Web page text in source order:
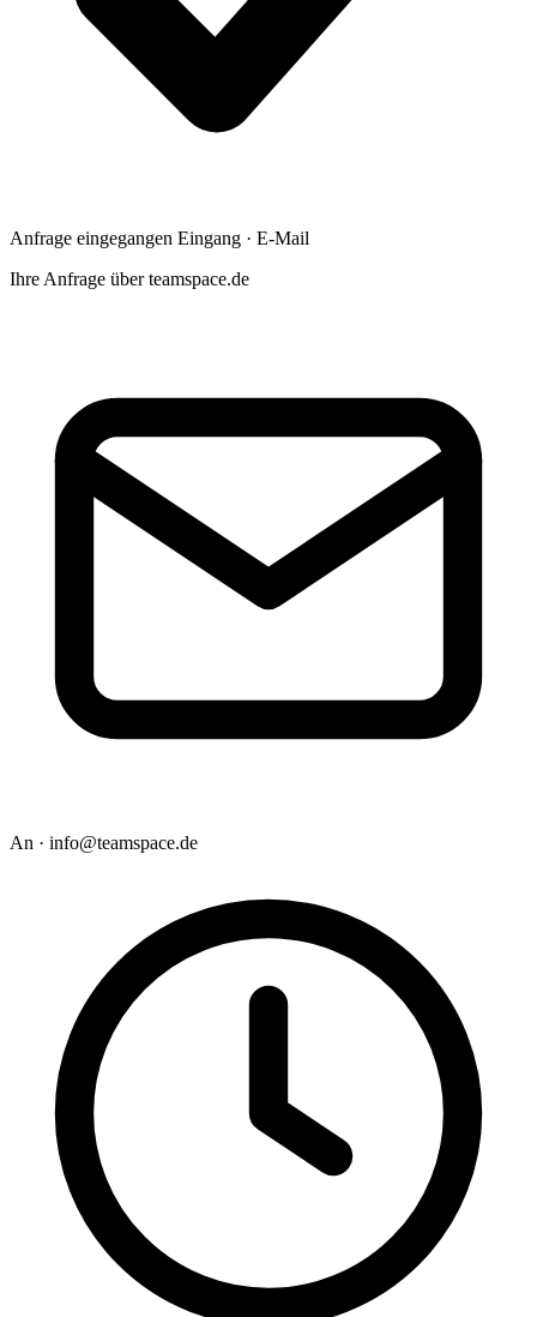
Anfrage eingegangen Eingang · E-Mail
Ihre Anfrage über teamspace.de
An · info@teamspace.de